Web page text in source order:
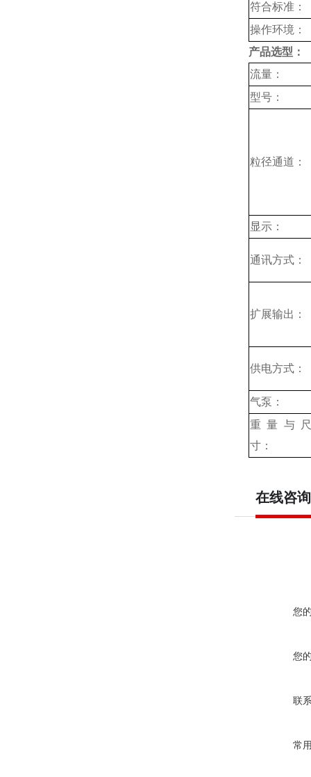
符合标准：
操作环境：
产品选型：
流量：
型号：
粒径通道：
显示：
通讯方式：
扩展输出：
供电方式：
气泵：
重量与尺
寸：
在线咨询
您
您
联
常